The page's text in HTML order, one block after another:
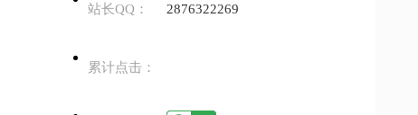
站长QQ： 2876322269
累计点击：